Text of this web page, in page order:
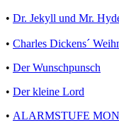
• Dr. Jekyll und Mr.
• Charles Dickens´
• Der Wunschpunsch
• Der kleine Lord
• ALARMSTUFE